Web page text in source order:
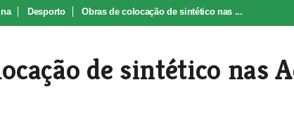
Desporto Obras de colocação de sintético nas ...
de sintético nas